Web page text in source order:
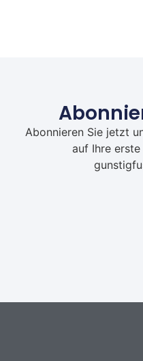
Abonnieren Sie jetzt
auf Ihre